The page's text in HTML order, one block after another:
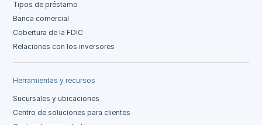
Tipos de préstamo
Banca comercial
Cobertura de la FDIC
Relaciones con los inversores
Herramientas y recursos
Sucursales y ubicaciones
Centro de soluciones para clientes